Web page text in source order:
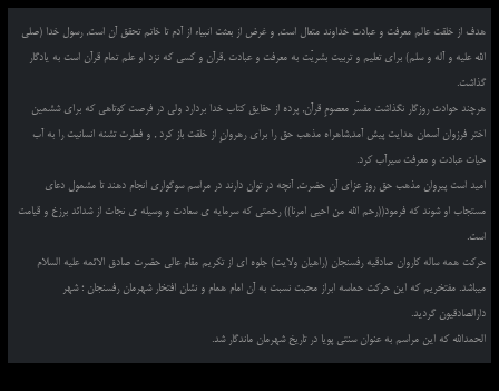
هدف از خلقت عالم معرفت و عبادت خداوند متعال است, و غرض از بعثت انبیاء از آدم تا خاتم تحقق آن است, رسول خدا (صلی
الله علیه و آله و سلم) برای تعلیم و تربیت بشریّت به معرفت و عبادت ,قرآن و کسی که نزد او علم تمام قرآن است به یادگار
گذاشت.
هرچند حوادث روزگار نگذاشت مفسّر معصومِ قرآن, پرده از حقایق کتاب خدا بردارد ولی در فرصت کوتاهی که برای ششمین
اختر فرزوان آسمان هدایت پیش آمد,شاهراه مذهب حق را برای رهروانِ از خلقت باز کرد , و فطرت تشنه انسانیت را به آب
حیات عبادت و معرفت سیرآب کرد.
امید است پیروان مذهب حق روز عزای آن حضرت, آنچه در توان دارند در مراسم سوگواری انجام دهند تا مشمول دعای
مستجاب او شوند که فرمود((رحم الله من احیی امرنا)) رحمتی که سرمایه ی سعادت و وسیله ی نجات از شدائد برزخ و قیامت
است.
حرکت همه ساله کاروان صادقیه رفسنجان (راهیان ولایت) جلوه ای از تکریم مقام عالی حضرت صادق الائمه علیه السلام
میباشد. مفتخریم که این حرکت حماسه ابراز محبت نسبت به آن امام همام و نشان افتخار شهرمان رفسنجان ؛ شهر
دارالصادقیون گردید.
الحمدالله که این مراسم به عنوان سنتی پویا در تاریخ شهرمان ماندگار شد.